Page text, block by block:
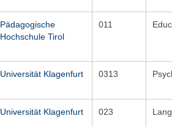
Pädagogische
Hochschule Tirol
011
Universität Klagenfurt 0313
Universität Klagenfurt 023